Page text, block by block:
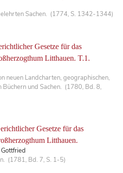
Sachen. (1774, S. 1342-1344)
Gesetze für das
Litthauen. T.1.
neuen Landcharten, geographischen,
Büchern und Sachen. (1780, Bd. 8,
Gesetze für das
Litthauen.
(1781, Bd. 7, S. 1-5)